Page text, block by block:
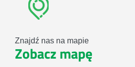
Znajdź nas na mapie
Zobacz mapę